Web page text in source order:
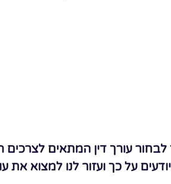
לבחור עורך דין המתאים
יודעים על כך ועזור לנו למצוא